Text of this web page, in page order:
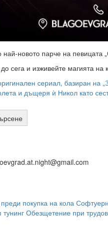
новото парче на певицата
сега и изживейте магията на
сериал, базиран на
и дъщеря ѝ Никол като
покупка на кола
тунинг Обезщетение при